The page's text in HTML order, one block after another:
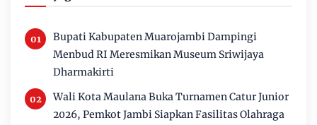
Bupati Kabupaten Muarojambi Dampingi
Menbud RI Meresmikan Museum Sriwijaya
Dharmakirti
Wali Kota Maulana Buka Turnamen Catur Junior
2026, Pemkot Jambi Siapkan Fasilitas Olahraga